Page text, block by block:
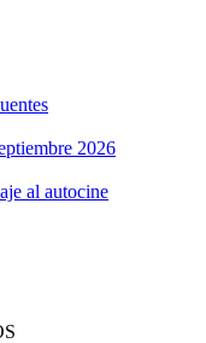
2026
al autocine